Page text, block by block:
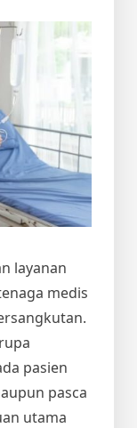
layanan
medis
pasien
pasca
utama